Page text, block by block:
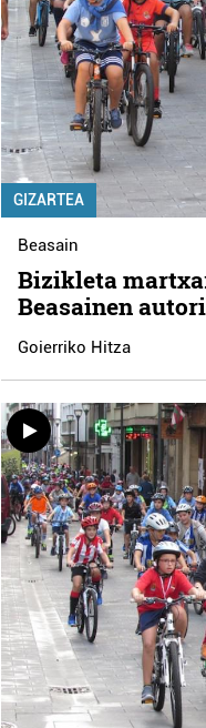
GIZARTEA
Beasain
Bizikleta
Beasainen
Goierriko Hitza